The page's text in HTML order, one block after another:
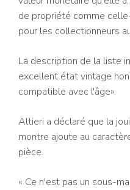
de propriété comme
pour les collectionneurs
La description de la liste
excellent état vintage
compatible avec l'âge».
Altieri a déclaré que la
montre ajoute au
pièce.
« Ce n'est pas un sous-